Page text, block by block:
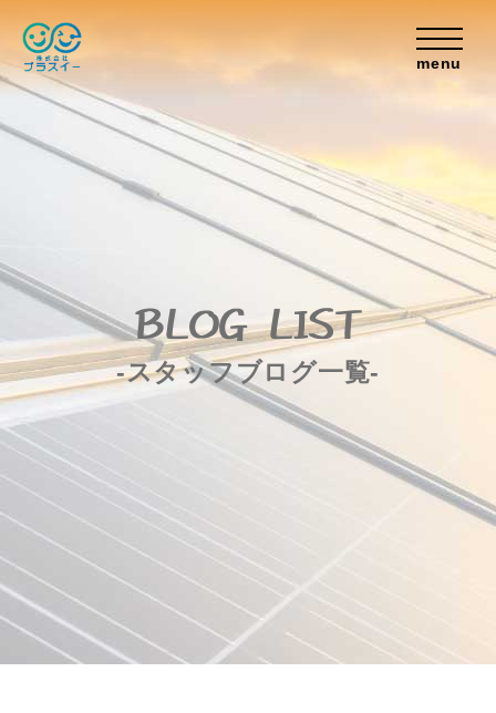
menu
BLOG LIST
-スタッフブログ一覧-